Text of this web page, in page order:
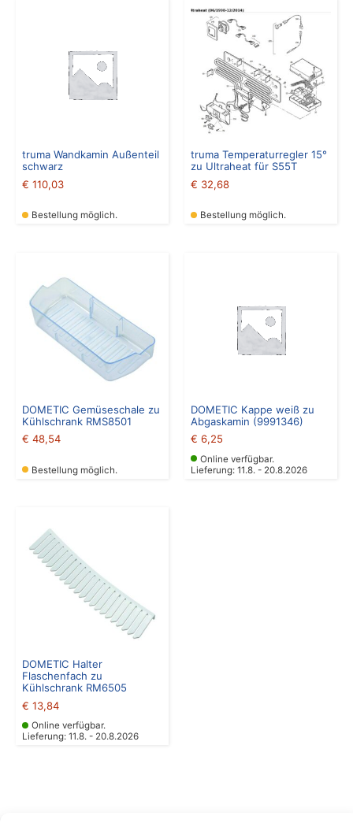
truma Wandkamin Außenteil
schwarz
€ 110,03
Bestellung möglich.
truma Temperaturregler 15°
zu Ultraheat für S55T
€ 32,68
Bestellung möglich.
DOMETIC Gemüseschale zu
Kühlschrank RMS8501
€ 48,54
Bestellung möglich.
DOMETIC Kappe weiß zu
Abgaskamin (9991346)
€ 6,25
Online verfügbar.
Lieferung: 11.8. - 20.8.2026
DOMETIC Halter
Flaschenfach zu
Kühlschrank RM6505
€ 13,84
Online verfügbar.
Lieferung: 11.8. - 20.8.2026